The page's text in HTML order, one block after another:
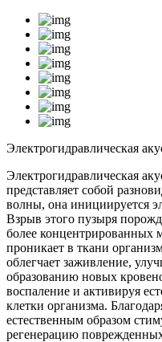
Электрогидравлическая
Электрогидравлическая
представляет собой
волны, она инициируется
Взрыв этого пузыря
более концентрированных
проникает в ткани
облегчает заживление,
образованию новых
воспаление и активируя
клетки организма.
естественным образом
регенерацию